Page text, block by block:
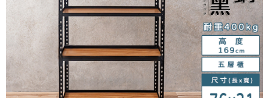
１．透過由恩沛科技股份有限公司提供之「AFTEE先享後付」服務完成之交
易，需依本服務之必要範圍內提供個人資料，並將交易相關給付款項請求債
權轉讓予恩沛科技股份有限公司。
２．關於個人資料處理事宜，請瀏覽以下網址：
https://aftee.tw/terms/#terms3
３．未成年的使用者請事先徵得法定代理人或監護人之同意方可使用
「AFTEE先享後付」，若未經同意申辦者引起之損失，本公司不負相關責
任。
４．使用「AFTEE先享後付」時，將依據個別帳號之用戶狀況，依本公司即